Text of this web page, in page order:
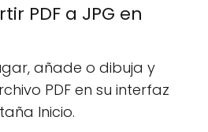
PDF a JPG en
añade o dibuja y
PDF en su interfaz
Inicio.